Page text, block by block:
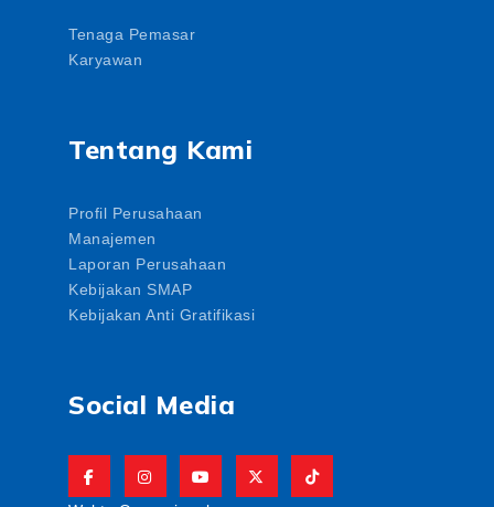
Tenaga Pemasar
Karyawan
Tentang Kami
Profil Perusahaan
Manajemen
Laporan Perusahaan
Kebijakan SMAP
Kebijakan Anti Gratifikasi
Social Media